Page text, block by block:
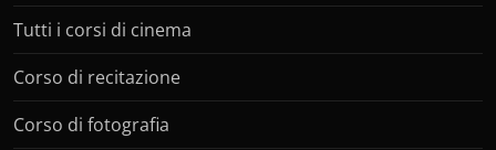
Tutti i corsi di cinema
Corso di recitazione
Corso di fotografia